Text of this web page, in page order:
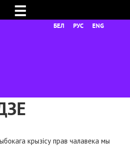
☰
БЕЛ РУС ENG
крызісу прав чалавека мы